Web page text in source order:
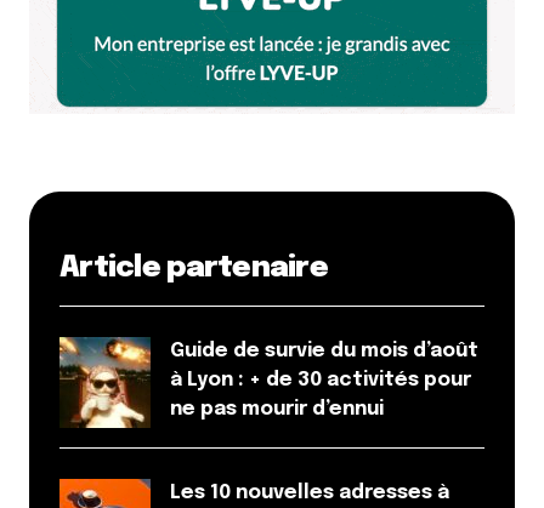
Article partenaire
Guide de survie du mois d’août
à Lyon : + de 30 activités pour
ne pas mourir d’ennui
Les 10 nouvelles adresses à